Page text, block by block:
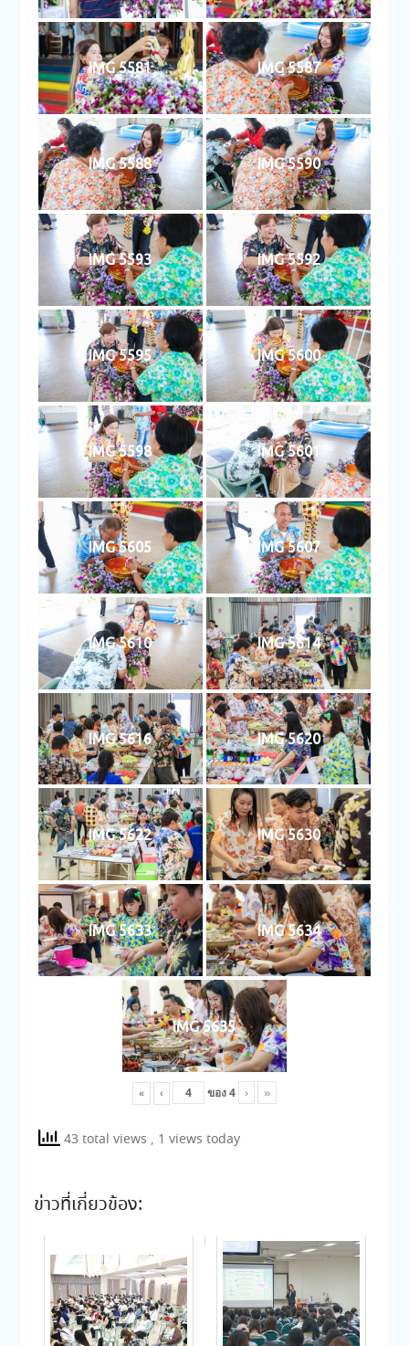
IMG 5581 IMG 5587
IMG 5588 IMG 5590
IMG 5593 IMG 5592
IMG 5595 IMG 5600
IMG 5598 IMG 5601
IMG 5605 IMG 5607
IMG 5610 IMG 5614
IMG 5616 IMG 5620
IMG 5622 IMG 5630
IMG 5633 IMG 5634
IMG 5635
« ‹ ของ4 › »
43 total views , 1 views today
ข่าวที่เกี่ยวข้อง: